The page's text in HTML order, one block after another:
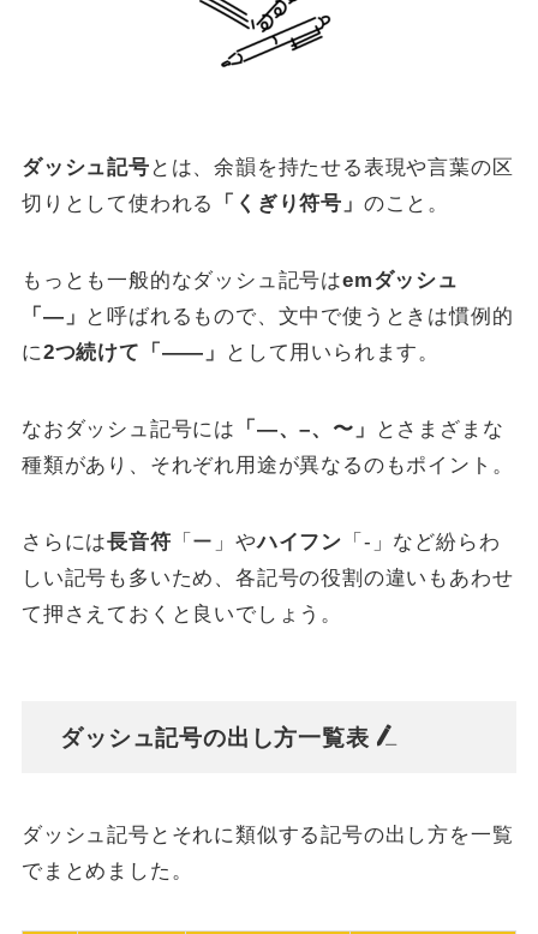
ダッシュ記号 とは、余韻を持たせる表現や言葉の区
切りとして使われる
「くぎり符号」 のこと。
もっとも一般的なダッシュ記号はemダッシュ
「—」
と呼ばれるもので、文中で使うときは慣例的
に2つ続けて「——」 として用いられます。
なおダッシュ記号には 「—、–、〜」
とさまざまな
種類があり、それぞれ用途が異なるのもポイント。
さらには長音符 「ー」やハイフン 「-」など紛らわ
しい記号も多いため、各記号の役割の違いもあわせ
て押さえておくと良いでしょう。
ダッシュ記号の出し方一覧表
ダッシュ記号とそれに類似する記号の出し方を一覧
でまとめました。